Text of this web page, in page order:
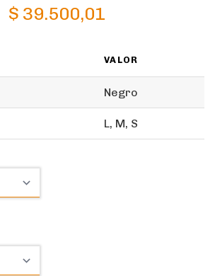
$39.500,01
VALOR
Negro
L, M, S